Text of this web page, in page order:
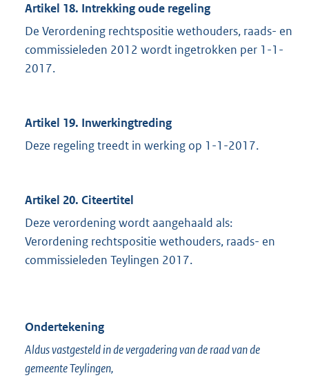
Artikel 18. Intrekking oude regeling
De Verordening rechtspositie wethouders, raads- en
commissieleden 2012 wordt ingetrokken per 1-1-
2017.
Artikel 19. Inwerkingtreding
Deze regeling treedt in werking op 1-1-2017.
Artikel 20. Citeertitel
Deze verordening wordt aangehaald als:
Verordening rechtspositie wethouders, raads- en
commissieleden Teylingen 2017.
Ondertekening
Aldus vastgesteld in de vergadering van de raad van de
gemeente Teylingen,